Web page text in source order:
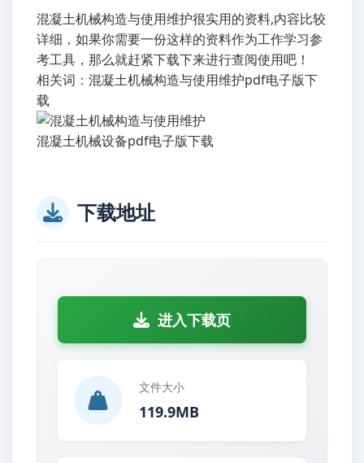
混凝土机械构造与使用维护很实用的资料,内容比较
详细，如果你需要一份这样的资料作为工作学习参
考工具，那么就赶紧下载下来进行查阅使用吧！
相关词：混凝土机械构造与使用维护pdf电子版下
载
混凝土机械设备pdf电子版下载
下载地址
进入下载页
文件大小
119.9MB